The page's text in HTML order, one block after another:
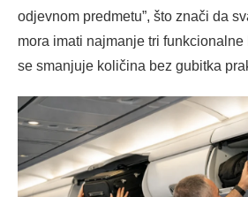
odjevnom predmetu”, što znači da
mora imati najmanje tri
se smanjuje količina bez gubitka